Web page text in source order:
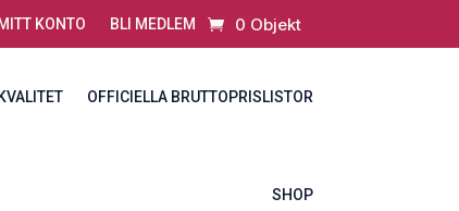
MITT KONTO BLI MEDLEM 0 Objekt
OFFICIELLA BRUTTOPRISLISTOR
SHOP